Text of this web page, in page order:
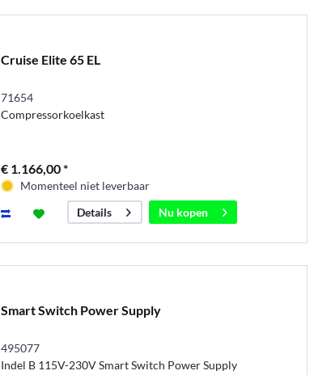
Cruise Elite 65 EL
71654
Compressorkoelkast
€ 1.166,00 *
Momenteel niet leverbaar
Details
Nu kopen
Smart Switch Power Supply
495077
Indel B 115V-230V Smart Switch Power Supply